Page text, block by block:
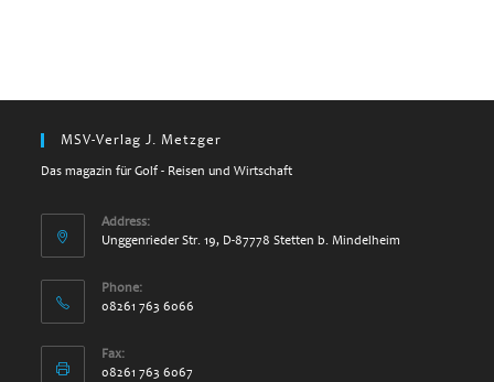
MSV-Verlag J. Metzger
Das magazin für Golf - Reisen und Wirtschaft
Address:
Unggenrieder Str. 19, D-87778 Stetten b. Mindelheim
Phone:
08261 763 6066
Fax:
08261 763 6067